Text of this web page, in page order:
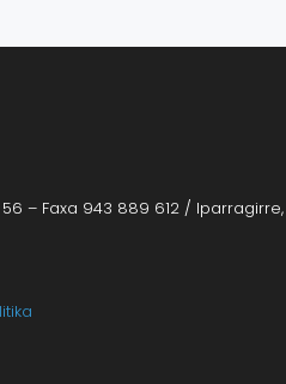
– Faxa 943 889 612 / Iparragirre,